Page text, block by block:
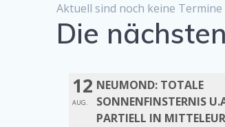
Aktuell sind noch keine Termine
Die
12
AUG.
NEUMOND: TOTALE
SONNENFINSTERNIS
PARTIELL IN